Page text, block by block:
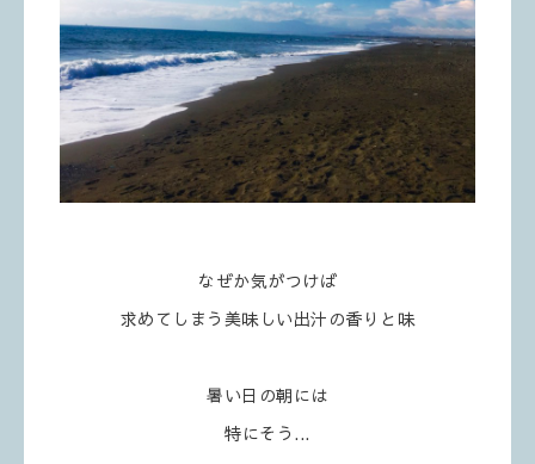
なぜか気がつけば
求めてしまう美味しい出汁の香りと味
暑い日の朝には
特にそう...